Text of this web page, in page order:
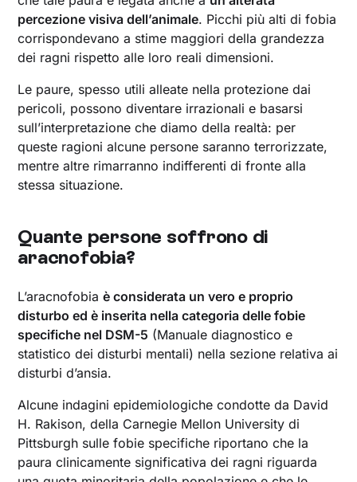
percezione visiva dell’animale. Picchi più alti di fobia
corrispondevano a stime maggiori della grandezza
dei ragni rispetto alle loro reali dimensioni.
Le paure, spesso utili alleate nella protezione dai
pericoli, possono diventare irrazionali e basarsi
sull’interpretazione che diamo della realtà: per
queste ragioni alcune persone saranno terrorizzate,
mentre altre rimarranno indifferenti di fronte alla
stessa situazione.
Quante persone soffrono di
aracnofobia?
L’aracnofobiaè considerata un vero e proprio
disturbo ed è inserita nella categoria delle fobie
specifiche nel DSM-5 (Manuale diagnostico e
statistico dei disturbi mentali) nella sezione relativa ai
disturbi d’ansia.
Alcune indagini epidemiologiche condotte da David
H. Rakison, della Carnegie Mellon University di
Pittsburgh sulle fobie specifiche riportano che la
paura clinicamente significativa dei ragni riguarda